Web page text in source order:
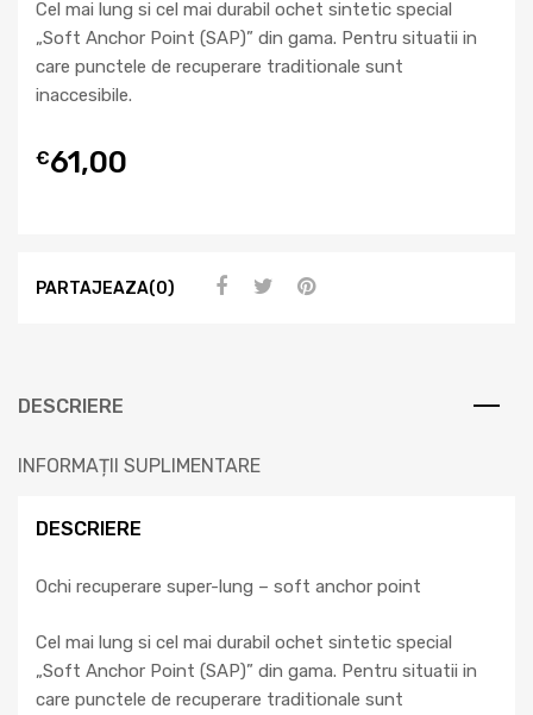
Cel mai lung si cel mai durabil ochet sintetic special
„Soft Anchor Point (SAP)” din gama. Pentru situatii in
care punctele de recuperare traditionale sunt
inaccesibile.
€61,00
PARTAJEAZA(0)
DESCRIERE
INFORMAȚII SUPLIMENTARE
DESCRIERE
Ochi recuperare super-lung – soft anchor point
Cel mai lung si cel mai durabil ochet sintetic special
„Soft Anchor Point (SAP)” din gama. Pentru situatii in
care punctele de recuperare traditionale sunt